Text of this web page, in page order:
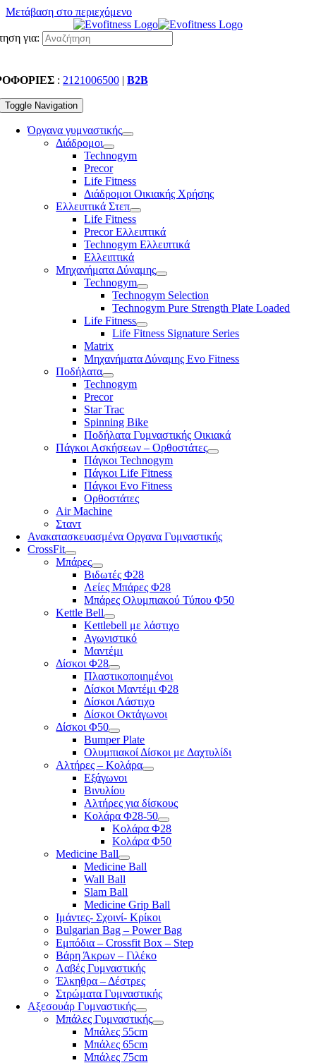
Μετάβαση στο περιεχόμενο
για:
: 2121006500 | B2B
Toggle Navigation
Όργανα γυμναστικής
Διάδρομοι
Technogym
Precor
Life Fitness
Διάδρομοι Οικιακής Χρήσης
Ελλειπτικά Στεπ
Life Fitness
Precor Ελλειπτικά
Technogym Ελλειπτικά
Ελλειπτικά
Μηχανήματα Δύναμης
Technogym
Technogym Selection
Technogym Pure Strength Plate Loaded
Life Fitness
Life Fitness Signature Series
Matrix
Μηχανήματα Δύναμης Evo Fitness
Ποδήλατα
Technogym
Precor
Star Trac
Spinning Bike
Ποδήλατα Γυμναστικής Οικιακά
Πάγκοι Ασκήσεων – Ορθοστάτες
Πάγκοι Technogym
Πάγκοι Life Fitness
Πάγκοι Evo Fitness
Ορθοστάτες
Air Machine
Σταντ
Ανακατασκευασμένα Οργανα Γυμναστικής
CrossFit
Μπάρες
Βιδωτές Φ28
Λείες Μπάρες Φ28
Μπάρες Ολυμπιακού Τύπου Φ50
Kettle Bell
Kettlebell με λάστιχο
Αγωνιστικό
Μαντέμι
Δίσκοι Φ28
Πλαστικοποιημένοι
Δίσκοι Μαντέμι Φ28
Δίσκοι Λάστιχο
Δίσκοι Οκτάγωνοι
Δίσκοι Φ50
Bumper Plate
Ολυμπιακοί Δίσκοι με Δαχτυλίδι
Αλτήρες – Κολάρα
Εξάγωνοι
Βινυλίου
Αλτήρες για δίσκους
Κολάρα Φ28-50
Κολάρα Φ28
Κολάρα Φ50
Medicine Ball
Medicine Ball
Wall Ball
Slam Ball
Medicine Grip Ball
Ιμάντες- Σχοινί- Κρίκοι
Bulgarian Bag – Power Bag
Εμπόδια – Crossfit Box – Step
Βάρη Άκρων – Γιλέκο
Λαβές Γυμναστικής
Έλκηθρα – Δέστρες
Στρώματα Γυμναστικής
Αξεσουάρ Γυμναστικής
Μπάλες Γυμναστικής
Μπάλες 55cm
Μπάλες 65cm
Μπάλες 75cm